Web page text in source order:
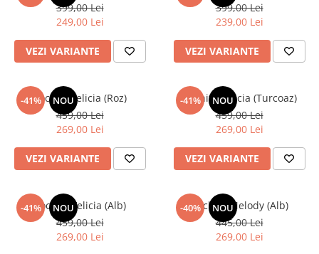
399,00 Lei
249,00 Lei
VEZI VARIANTE
399,00 Lei
239,00 Lei
VEZI VARIANTE
-41% NOU
Rochita Felicia (Roz)
459,00 Lei
269,00 Lei
VEZI VARIANTE
-41% NOU
Rochita Felicia (Turcoaz)
459,00 Lei
269,00 Lei
VEZI VARIANTE
-41% NOU
Rochita Felicia (Alb)
459,00 Lei
269,00 Lei
-40% NOU
Rochita Melody (Alb)
445,00 Lei
269,00 Lei